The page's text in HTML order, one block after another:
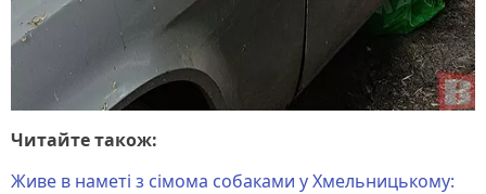
Читайте також:
Живе в наметі з сімома собаками у Хмельницькому: